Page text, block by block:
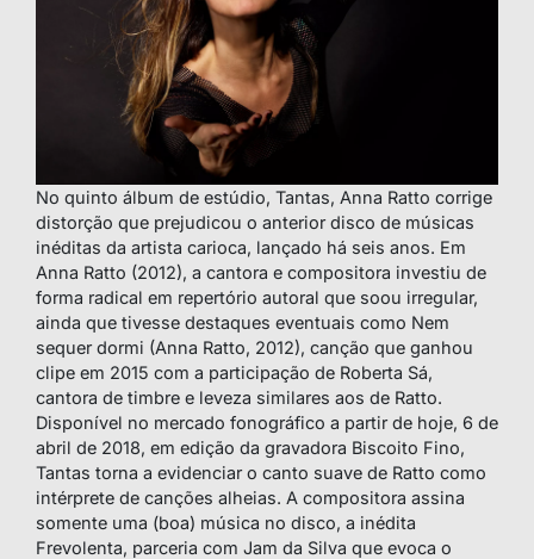
No quinto álbum de estúdio, Tantas, Anna Ratto corrige
distorção que prejudicou o anterior disco de músicas
inéditas da artista carioca, lançado há seis anos. Em
Anna Ratto (2012), a cantora e compositora investiu de
forma radical em repertório autoral que soou irregular,
ainda que tivesse destaques eventuais como Nem
sequer dormi (Anna Ratto, 2012), canção que ganhou
clipe em 2015 com a participação de Roberta Sá,
cantora de timbre e leveza similares aos de Ratto.
Disponível no mercado fonográfico a partir de hoje, 6 de
abril de 2018, em edição da gravadora Biscoito Fino,
Tantas torna a evidenciar o canto suave de Ratto como
intérprete de canções alheias. A compositora assina
somente uma (boa) música no disco, a inédita
Frevolenta, parceria com Jam da Silva que evoca o